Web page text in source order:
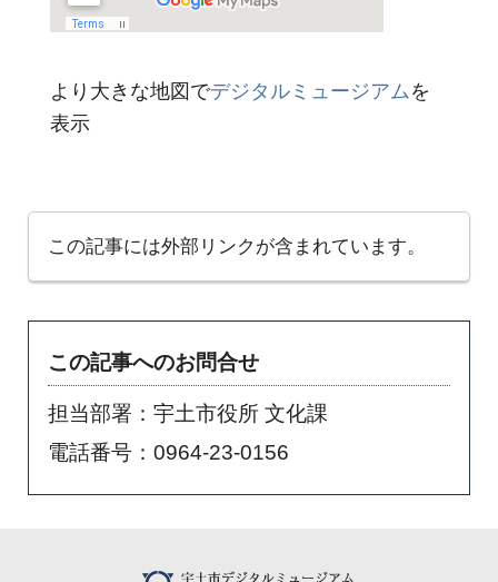
より大きな地図でデジタルミュージアムを
表示
この記事には外部リンクが含まれています。
この記事へのお問合せ
担当部署：宇土市役所 文化課
電話番号：0964-23-0156